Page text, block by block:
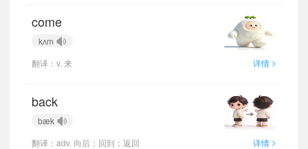
come
kʌm
翻译：v. 来
详情 >
back
bæk
翻译：adv. 向后；回到；返回
详情 >